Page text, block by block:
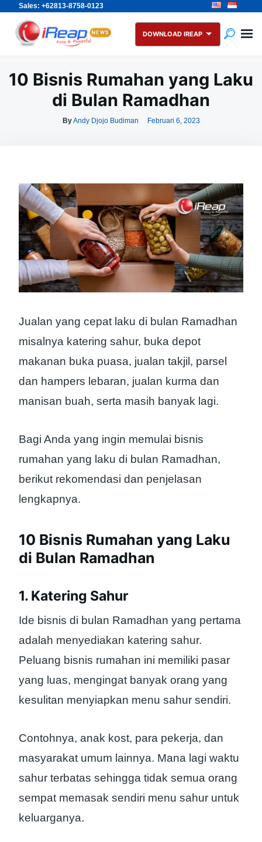
Sales: +62813-8758-0123
Skip
content
Search
for:
DOWNLOAD IREAP
10 Bisnis Rumahan yang Laku
di Bulan Ramadhan
ByAndy Djojo Budiman Februari 6, 2023
Jualan yang cepat laku di bulan Ramadhan
misalnya katering sahur, buka depot
makanan buka puasa, jualan takjil, parsel
dan hampers lebaran, jualan kurma dan
manisan buah, serta masih banyak lagi.
Bagi Anda yang ingin memulai bisnis
rumahan yang laku di bulan Ramadhan,
berikut rekomendasi dan penjelasan
lengkapnya.
10 Bisnis Rumahan yang Laku
di Bulan Ramadhan
1. Katering Sahur
Ide bisnis di bulan Ramadhan yang pertama
adalah menyediakan katering sahur.
Peluang bisnis rumahan ini memiliki pasar
yang luas, mengingat banyak orang yang
kesulitan menyiapkan menu sahur sendiri.
Contohnya, anak kost, para pekerja, dan
masyarakat umum lainnya. Mana lagi waktu
sahur terbatas sehingga tidak semua orang
sempat memasak sendiri menu sahur untuk
keluarganya.